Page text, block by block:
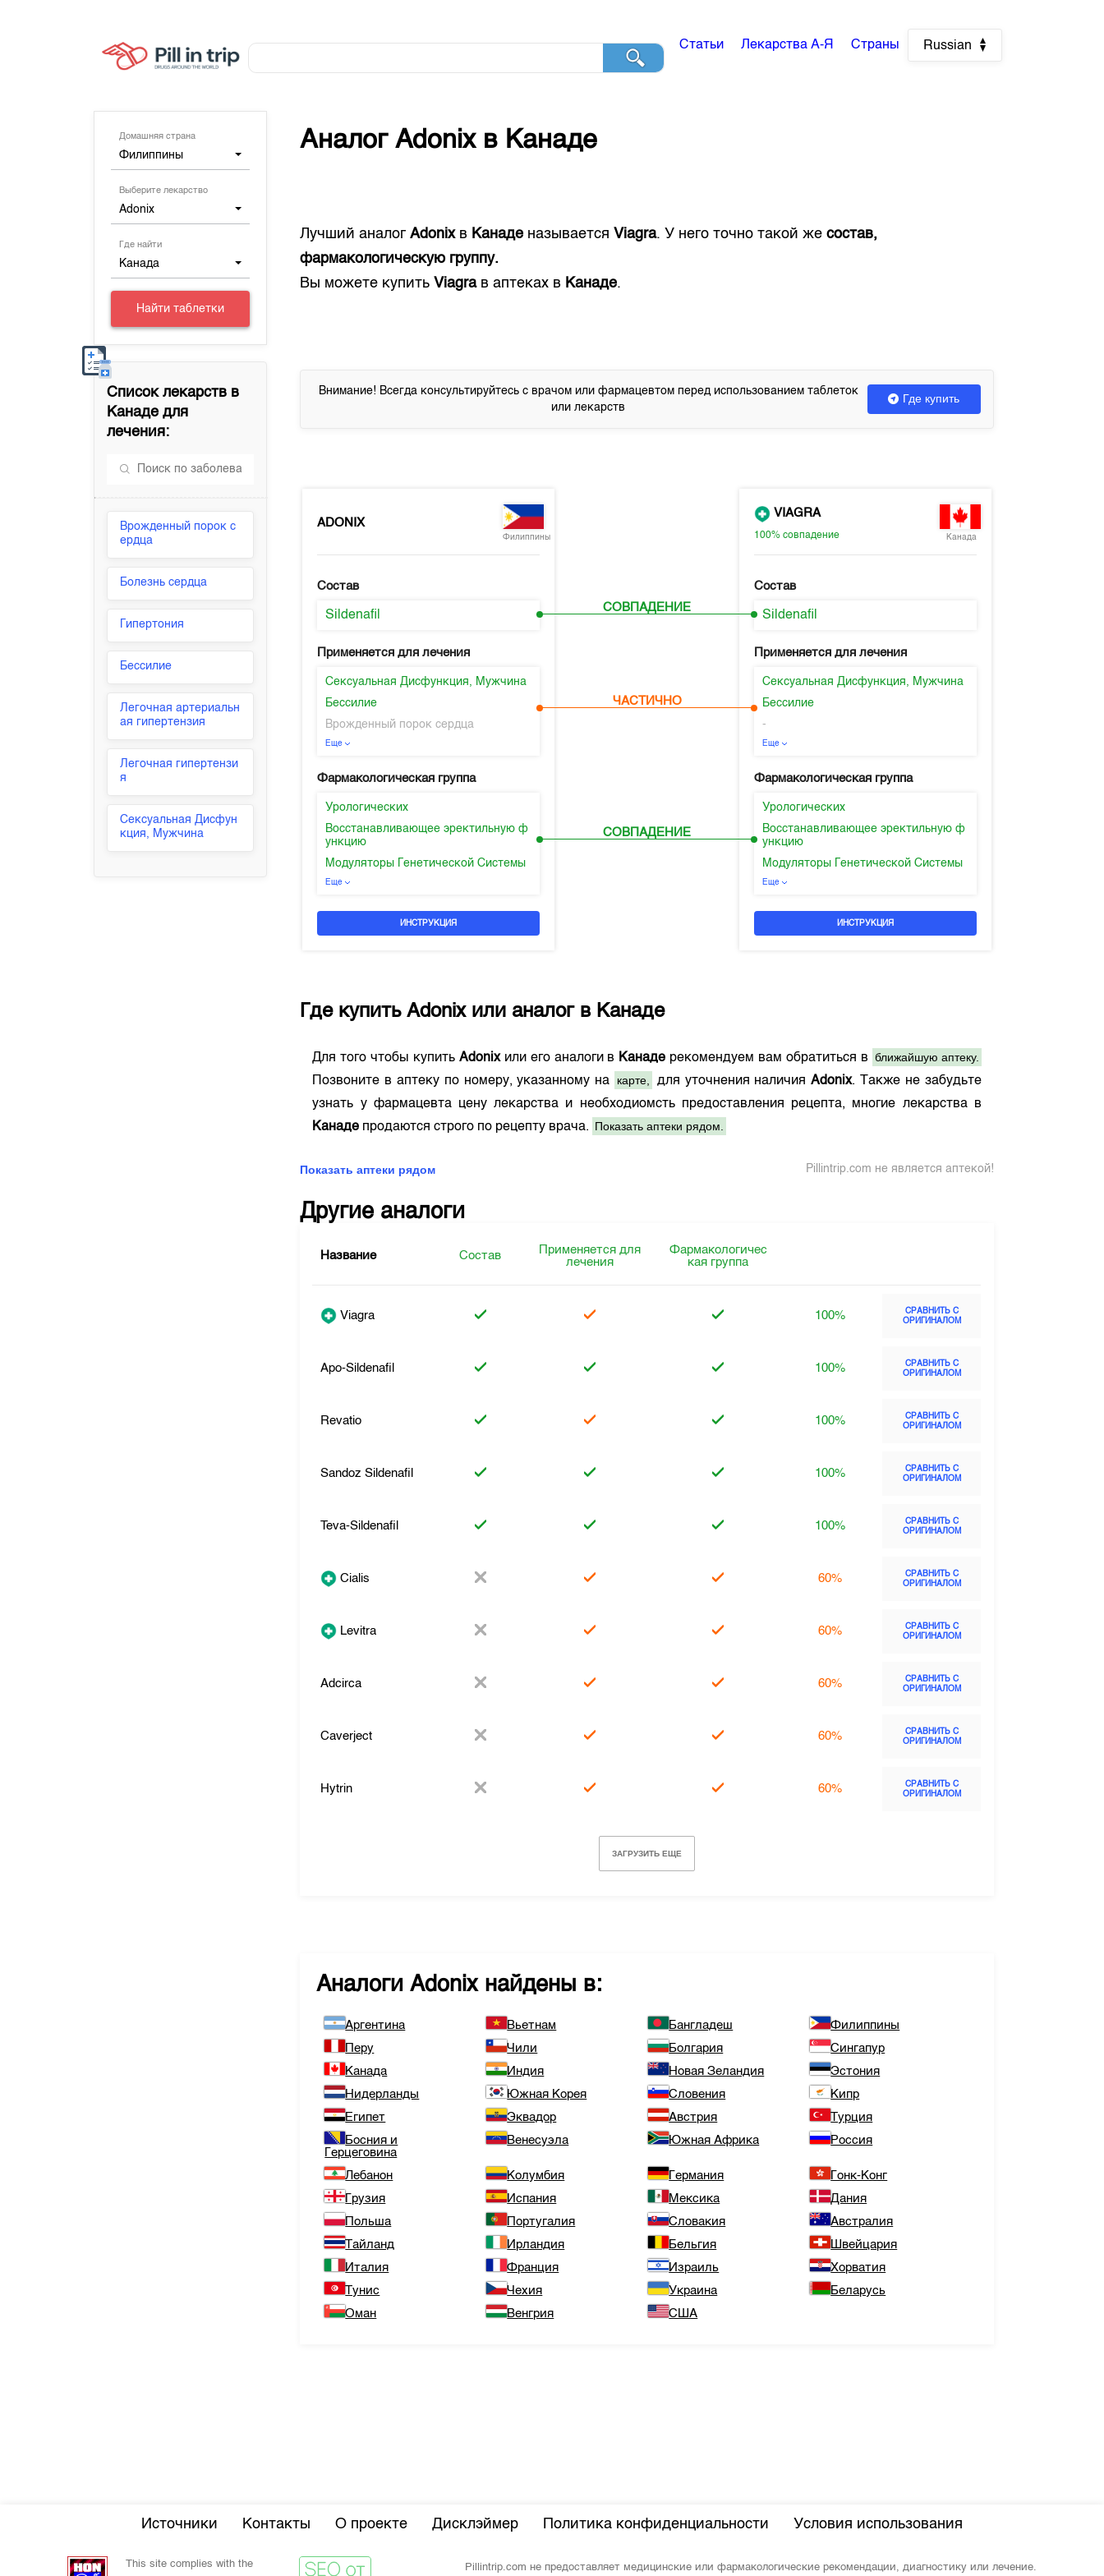
Статьи Лекарства А-Я Страны Russian
Домашняя страна
Филиппины
Выберите лекарство
Adonix
Где найти
Канада
Найти таблетки
Список лекарств в
Канаде для
лечения:
Врожденный порок с
ердца
Болезнь сердца
Гипертония
Бессилие
Легочная артериальн
ая гипертензия
Легочная гипертензи
я
Сексуальная Дисфун
кция, Мужчина
АналогAdonixв Канаде
Лучший аналогAdonixв Канаде называется Viagra. У него точно такой же состав,
фармакологическую группу.
Вы можете купить Viagraв аптеках в Канаде.
Внимание! Всегда консультируйтесь с врачом или фармацевтом перед использованием таблеток
или лекарств
Где купить
ADONIX
Филиппины
Состав
Sildenafil
Применяется для лечения
Сексуальная Дисфункция, Мужчина
Бессилие
Врожденный порок сердца
Еще
Фармакологическая группа
Урологических
Восстанавливающее эректильную ф
ункцию
Модуляторы Генетической Системы
Еще
ИНСТРУКЦИЯ
СОВПАДЕНИЕ
ЧАСТИЧНО
СОВПАДЕНИЕ
VIAGRA
100% совпадение Канада
Состав
Sildenafil
Применяется для лечения
Сексуальная Дисфункция, Мужчина
Бессилие
-
Еще
Фармакологическая группа
Урологических
Восстанавливающее эректильную ф
ункцию
Модуляторы Генетической Системы
Еще
ИНСТРУКЦИЯ
Где купитьAdonixили аналог в Канаде
Для того чтобы купить Adonixили его аналоги в Канаде рекомендуем вам обратиться в ближайшую аптеку.
Позвоните в аптеку по номеру, указанному на
карте, для уточнения наличияAdonix. Также не забудьте
узнать у фармацевта цену лекарства и необходиомсть предоставления рецепта, многие лекарства в
Канаде продаются строго по рецепту врача. Показать аптеки рядом.
Показать аптеки рядом Pillintrip.com не является аптекой!
Другие аналоги
Название Состав
Применяется для
лечения
Фармакологичес
кая группа
Viagra 100%
СРАВНИТЬ С
ОРИГИНАЛОМ
Apo-Sildenafil 100%
СРАВНИТЬ С
ОРИГИНАЛОМ
Revatio 100%
СРАВНИТЬ С
ОРИГИНАЛОМ
Sandoz Sildenafil 100%
СРАВНИТЬ С
ОРИГИНАЛОМ
Teva-Sildenafil 100%
СРАВНИТЬ С
ОРИГИНАЛОМ
Cialis 60%
СРАВНИТЬ С
ОРИГИНАЛОМ
Levitra 60%
СРАВНИТЬ С
ОРИГИНАЛОМ
Adcirca 60%
СРАВНИТЬ С
ОРИГИНАЛОМ
Caverject 60%
СРАВНИТЬ С
ОРИГИНАЛОМ
Hytrin 60%
СРАВНИТЬ С
ОРИГИНАЛОМ
ЗАГРУЗИТЬ ЕЩЕ
АналогиAdonixнайдены в:
Аргентина Вьетнам Бангладеш
Филиппины
Перу
Чили Болгария
Сингапур
Канада
Индия Новая Зеландия
Эстония
Нидерланды
Южная Корея Словения
Кипр
Египет
Эквадор Австрия
Турция
Босния и
Герцеговина
Венесуэла Южная Африка Россия
Лебанон Колумбия Германия
Гонк-Конг
Грузия
Испания Мексика
Дания
Польша
Португалия Словакия
Австралия
Тайланд
Ирландия Бельгия
Швейцария
Италия
Франция Израиль
Хорватия
Тунис
Чехия Украина
Беларусь
Оман
Венгрия США
Источники Контакты О проекте Дисклэймер Политика конфиденциальности Условия использования
This site complies with the
Pillintrip.com не предоставляет медицинские или фармакологические рекомендации, диагностику или лечение.